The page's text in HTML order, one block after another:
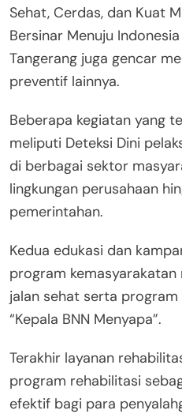
Sehat, Cerdas, dan Kuat
Bersinar Menuju Indonesia
Tangerang juga gencar
preventif lainnya.
​Beberapa kegiatan yang
meliputi Deteksi Dini
di berbagai sektor
lingkungan perusahaan
pemerintahan.
Kedua ​edukasi dan
program
jalan sehat serta
“Kepala BNN Menyapa”.
Terakhir layanan
program rehabilitasi
efektif bagi para